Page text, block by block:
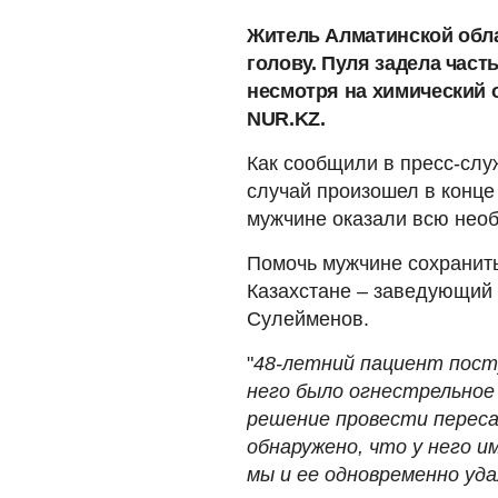
Житель Алматинской
голову. Пуля задела
несмотря на химический
NUR.KZ.
Как сообщили в пресс-
случай произошел в
мужчине оказали всю
Помочь мужчине
Казахстане –
Сулейменов.
"48-летний пациент
него было
решение провести
обнаружено, что у него
мы и ее одновременно